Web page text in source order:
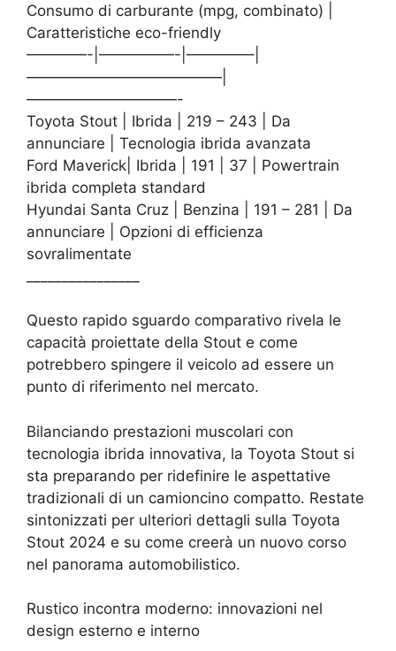
Consumo di carburante (mpg, combinato) |
Caratteristiche eco-friendly
————-|—————-|————–|
—————————————|
——————————-
Toyota Stout | Ibrida | 219 – 243 | Da
annunciare | Tecnologia ibrida avanzata
Ford Maverick| Ibrida | 191 | 37 | Powertrain
ibrida completa standard
Hyundai Santa Cruz | Benzina | 191 – 281 | Da
annunciare | Opzioni di efficienza
sovralimentate
Questo rapido sguardo comparativo rivela le
capacità proiettate della Stout e come
potrebbero spingere il veicolo ad essere un
punto di riferimento nel mercato.
Bilanciando prestazioni muscolari con
tecnologia ibrida innovativa, la Toyota Stout si
sta preparando per ridefinire le aspettative
tradizionali di un camioncino compatto. Restate
sintonizzati per ulteriori dettagli sulla Toyota
Stout 2024 e su come creerà un nuovo corso
nel panorama automobilistico.
Rustico incontra moderno: innovazioni nel
design esterno e interno